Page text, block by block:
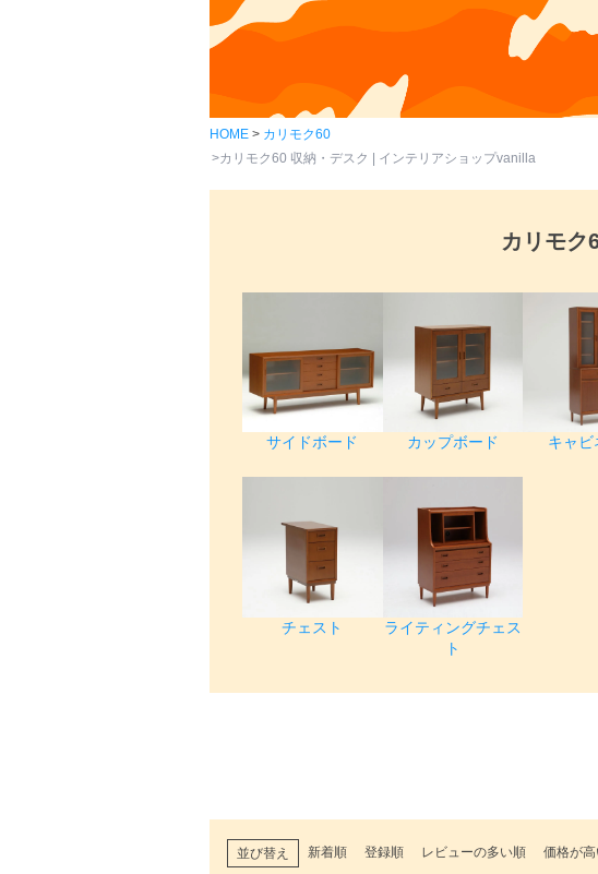
HOME
カリモク60
カリモク60 収納・デスク | インテリアショップvanilla
カリモ
サイドボード カップボード キャビ
チェスト
ライティングチェス
ト
並び替え 新着順 登録順 レビューの多い順 価格が